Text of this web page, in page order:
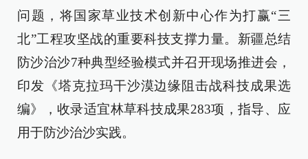
问题，将国家草业技术创新中心作为打赢“三
北”工程攻坚战的重要科技支撑力量。新疆总结
防沙治沙7种典型经验模式并召开现场推进会，
印发《塔克拉玛干沙漠边缘阻击战科技成果选
编》，收录适宜林草科技成果283项，指导、应
用于防沙治沙实践。